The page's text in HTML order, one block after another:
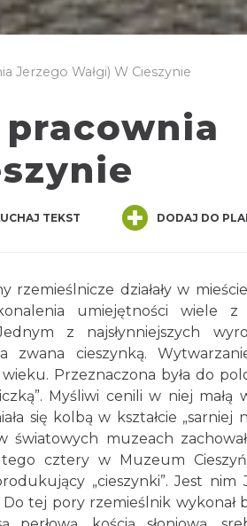
Jerzego Wałgi) W Cieszynie
TEKST DODAJ DO
rzemieślnicze działały w
umiejętności wiele z
z najsłynniejszych
zwana cieszynką.
Przeznaczona była do
Myśliwi cenili w niej małą
się kolbą w kształcie „sarniej
światowych muzeach
cztery w Muzeum
„cieszynki”. Jest nim
tej pory rzemieślnik wykonał